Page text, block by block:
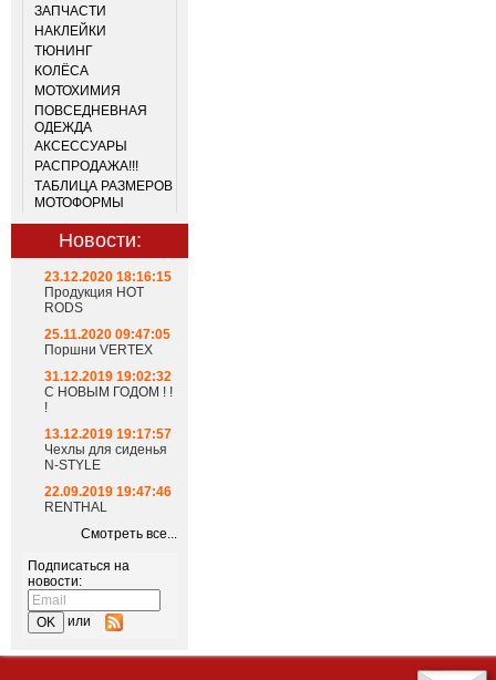
ЗАПЧАСТИ
НАКЛЕЙКИ
ТЮНИНГ
КОЛЁСА
МОТОХИМИЯ
ПОВСЕДНЕВНАЯ
ОДЕЖДА
АКСЕССУАРЫ
РАСПРОДАЖА!!!
ТАБЛИЦА РАЗМЕРОВ
МОТОФОРМЫ
Новости:
23.12.2020 18:16:15
Продукция HOT
RODS
25.11.2020 09:47:05
Поршни VERTEX
31.12.2019 19:02:32
С НОВЫМ ГОДОМ ! !
!
13.12.2019 19:17:57
Чехлы для сиденья
N-STYLE
22.09.2019 19:47:46
RENTHAL
Смотреть все...
Подписаться на
новости:
или